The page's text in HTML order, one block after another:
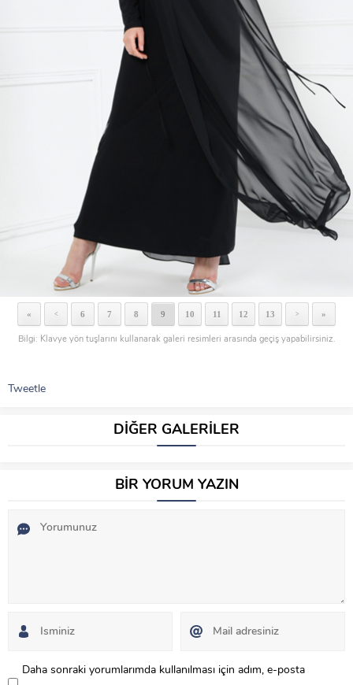
« < 6 7 8 9 10 11 12 13 > »
Bilgi: Klavye yön tuşlarını kullanarak galeri resimleri arasında geçiş yapabilirsiniz.
Tweetle
DİĞER GALERİLER
BİR YORUM YAZIN
Daha sonraki yorumlarımda kullanılması için adım, e-posta